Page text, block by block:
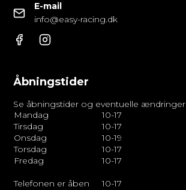
E-mail
info@easy-racing.dk
Åbningstider
Se åbningstider og eventuelle ændringer
Mandag
10-17
Tirsdag
10-17
Onsdag
10-19
Torsdag
10-17
Fredag
10-17
Telefonen er åben 10-17